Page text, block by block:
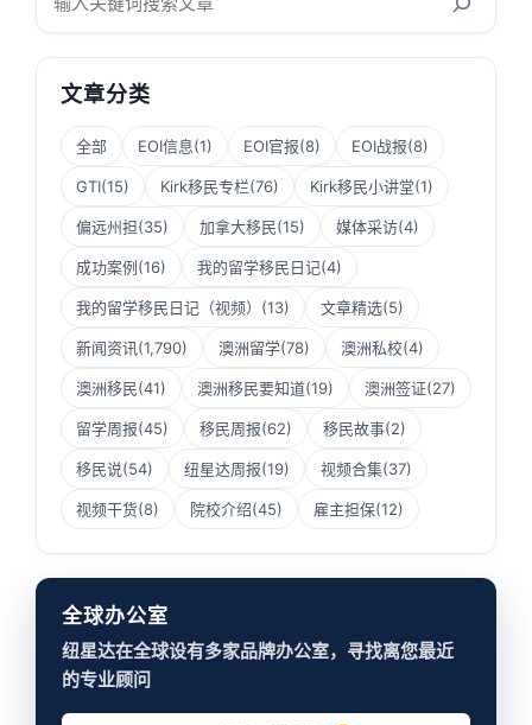
文章分类
全部 EOI信息(1) EOI官报(8) EOI战报(8)
GTI(15) Kirk移民专栏(76) Kirk移民小讲堂(1)
偏远州担(35) 加拿大移民(15) 媒体采访(4)
成功案例(16) 我的留学移民日记(4)
我的留学移民日记（视频） (13) 文章精选(5)
新闻资讯(1,790) 澳洲留学(78) 澳洲私校(4)
澳洲移民(41) 澳洲移民要知道(19) 澳洲签证(27)
留学周报(45) 移民周报(62) 移民故事(2)
移民说(54) 纽星达周报(19) 视频合集(37)
视频干货(8) 院校介绍(45) 雇主担保(12)
全球办公室
纽星达在全球设有多家品牌办公室，寻找离您最近
的专业顾问